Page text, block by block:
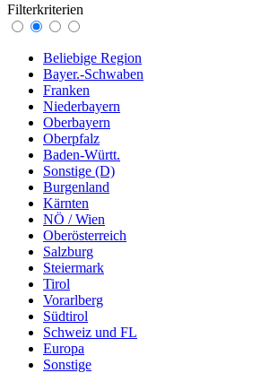
Filterkriterien
Beliebige Region
Bayer.-Schwaben
Franken
Niederbayern
Oberbayern
Oberpfalz
Baden-Württ.
Sonstige (D)
Burgenland
Kärnten
NÖ / Wien
Oberösterreich
Salzburg
Steiermark
Tirol
Vorarlberg
Südtirol
Schweiz und FL
Europa
Sonstige